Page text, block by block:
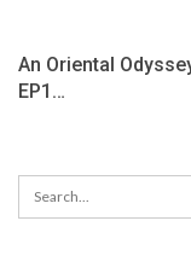
An Oriental
EP1…